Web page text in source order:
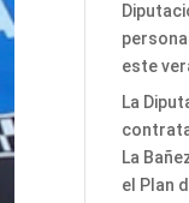
este
La
La
el Plan